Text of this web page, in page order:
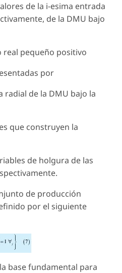
de la i-esima entrada
de la DMU bajo
pequeño positivo
por
de la DMU bajo la
que construyen la
de holgura de las
de producción
por el siguiente
base fundamental para